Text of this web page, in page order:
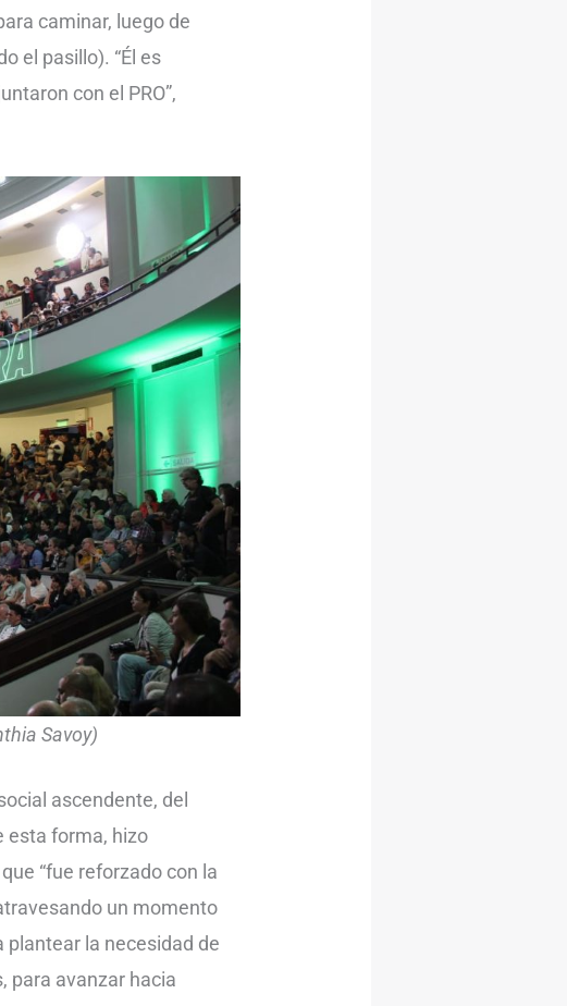
caminar, luego de
el pasillo). “Él es
con el PRO”,
Savoy)
ascendente, del
esta forma, hizo
“fue reforzado con la
un momento
plantear la necesidad de
para avanzar hacia